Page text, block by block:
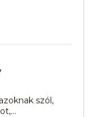
szól,